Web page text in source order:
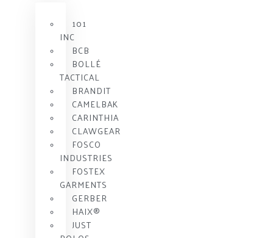
101
INC
BCB
BOLLÉ
TACTICAL
BRANDIT
CAMELBAK
CARINTHIA
CLAWGEAR
FOSCO
INDUSTRIES
FOSTEX
GARMENTS
GERBER
HAIX®
JUST